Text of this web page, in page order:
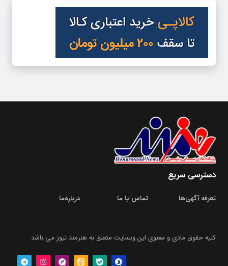
دسترسی سریع
تعرفه آگهی‌ها تماس با ما درباره‌‌ما
کلیه حقوق مادی و معنوی این وبسایت متعلق به هنرمند نیوز می باشد